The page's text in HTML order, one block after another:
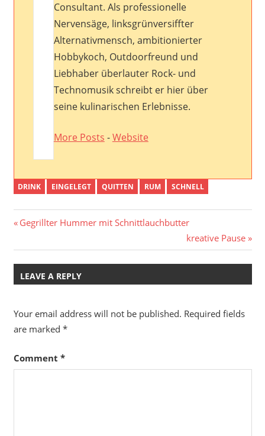
Consultant. Als professionelle
Nervensäge, linksgrünversiffter
Alternativmensch, ambitionierter
Hobbykoch, Outdoorfreund und
Liebhaber überlauter Rock- und
Technomusik schreibt er hier über
seine kulinarischen Erlebnisse.
More Posts -Website
DRINK EINGELEGT QUITTEN RUM SCHNELL
Post
navigation
Previous
Gegrillter Hummer mit Schnittlauchbutter
Next
Post:
kreative Pause
LEAVE A REPLY
Your email address will not be published. Required fields
are marked *
Comment *